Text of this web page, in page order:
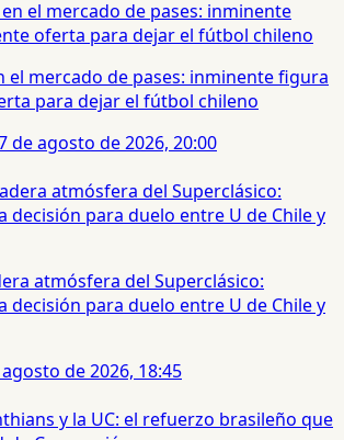
el mercado de pases: inminente figura
para dejar el fútbol chileno
de agosto de 2026, 20:00
atmósfera del Superclásico:
decisión para duelo entre U de Chile y
de 2026, 18:45